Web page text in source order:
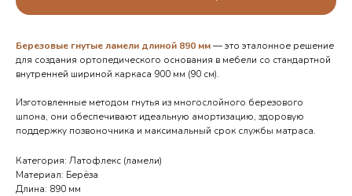
Березовые гнутые ламели длиной 890 мм— это эталонное решение
для создания ортопедического основания в мебели со стандартной
внутренней шириной каркаса 900 мм (90 см).
Изготовленные методом гнутья из многослойного березового
шпона, они обеспечивают идеальную амортизацию, здоровую
поддержку позвоночника и максимальный срок службы матраса.
Категория: Латофлекс (ламели)
Материал: Берёза
Длина: 890 мм
Телефоны выходного дня